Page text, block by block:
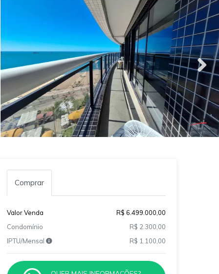
Comprar
Valor Venda
R$ 6.499.000,00
Condomínio
R$ 2.300,00
IPTU/Mensal
R$ 1.100,00